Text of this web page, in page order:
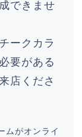
できませ
ークカラ
要がある
店くださ
ムがオンライ